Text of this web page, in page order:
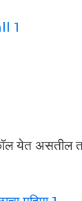
येत असतील